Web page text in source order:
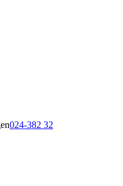
024-382 32